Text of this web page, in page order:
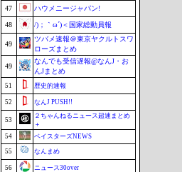
47 ハウメニージャパン!
48 /)；｀ω´)＜国家総動員報
49
ツバメ速報＠東京ヤクルトスワ
ローズまとめ
49
なんでも受信遅報@なんJ・お
んJまとめ
51 歴史的速報
52 なんJ PUSH!!
53
２ちゃんねるニュース超速まとめ
＋
54
ベイスターズNEWS
55 なんまめ
56 ニュース30over